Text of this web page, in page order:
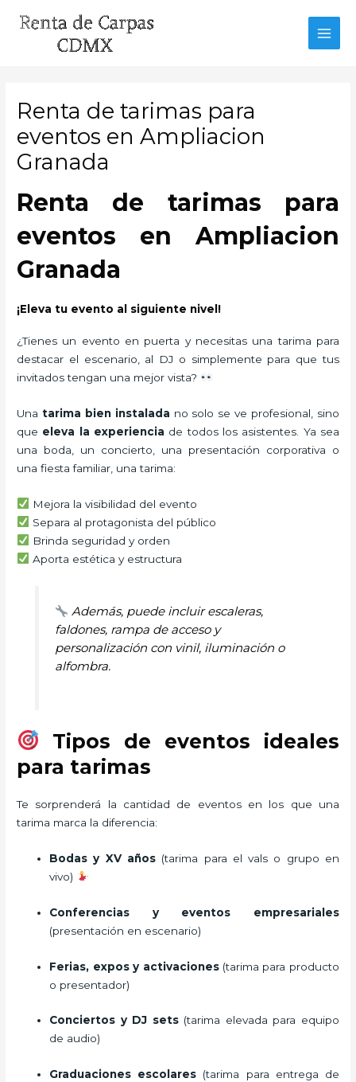
Renta de tarimas para
eventos en Ampliacion
Granada
Renta de tarimas para
eventos en Ampliacion
Granada
¡Eleva tu evento al siguiente nivel!
¿Tienes un evento en puerta y necesitas una tarima para
destacar el escenario, al DJ o simplemente para que tus
invitados tengan una mejor vista?
Una tarima bien instalada no solo se ve profesional, sino
que eleva la experiencia de todos los asistentes. Ya sea
una boda, un concierto, una presentación corporativa o
una fiesta familiar, una tarima:
Mejora la visibilidad del evento
Separa al protagonista del público
Brinda seguridad y orden
Aporta estética y estructura
Además, puede incluir escaleras,
faldones, rampa de acceso y
personalización con vinil, iluminación o
alfombra.
Tipos de eventos ideales
para tarimas
Te sorprenderá la cantidad de eventos en los que una
tarima marca la diferencia:
Bodas y XV años(tarima para el vals o grupo en
vivo)
Conferencias y eventos empresariales
(presentación en escenario)
Ferias, expos y activaciones(tarima para producto
o presentador)
Conciertos y DJ sets(tarima elevada para equipo
de audio)
Graduaciones escolares (tarima para entrega de